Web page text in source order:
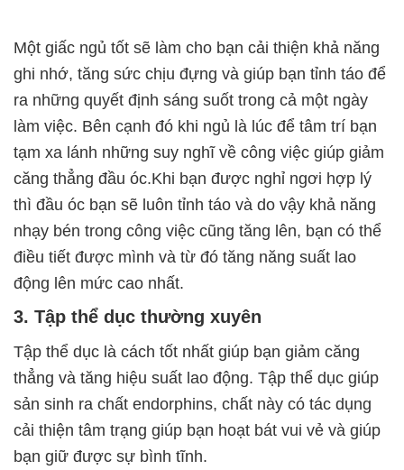
Một giấc ngủ tốt sẽ làm cho bạn cải thiện khả năng
ghi nhớ, tăng sức chịu đựng và giúp bạn tỉnh táo để
ra những quyết định sáng suốt trong cả một ngày
làm việc. Bên cạnh đó khi ngủ là lúc để tâm trí bạn
tạm xa lánh những suy nghĩ về công việc giúp giảm
căng thẳng đầu óc.Khi bạn được nghỉ ngơi hợp lý
thì đầu óc bạn sẽ luôn tỉnh táo và do vậy khả năng
nhạy bén trong công việc cũng tăng lên, bạn có thể
điều tiết được mình và từ đó tăng năng suất lao
động lên mức cao nhất.
3. Tập thể dục thường xuyên
Tập thể dục là cách tốt nhất giúp bạn giảm căng
thẳng và tăng hiệu suất lao động. Tập thể dục giúp
sản sinh ra chất endorphins, chất này có tác dụng
cải thiện tâm trạng giúp bạn hoạt bát vui vẻ và giúp
bạn giữ được sự bình tĩnh.